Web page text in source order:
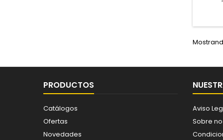
PRODUCTOS
Catálogos
Ofertas
Novedades
Aviso
Sobre